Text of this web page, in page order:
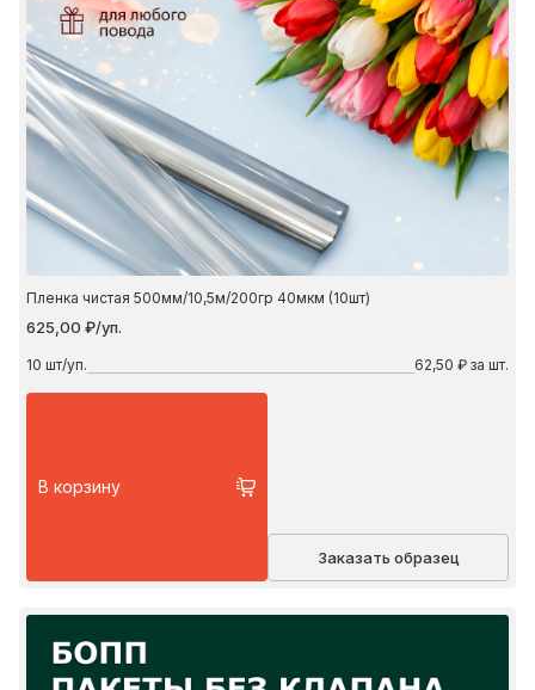
Пленка чистая 500мм/10,5м/200гр 40мкм (10шт)
625,00 ₽/уп.
10 шт/уп. 62,50 ₽ за шт.
В корзину
Заказать образец